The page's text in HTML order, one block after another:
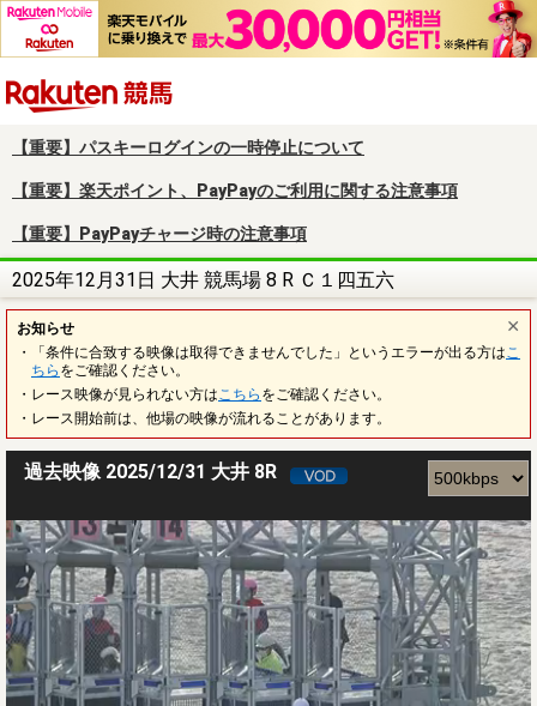
【重要】パスキーログインの一時停止について
【重要】楽天ポイント、PayPayのご利用に関する注意事項
【重要】PayPayチャージ時の注意事項
2025年12月31日 大井 競馬場 8 R Ｃ１四五六
お知らせ
・「条件に合致する映像は取得できませんでした」というエラーが出る方は こ
ちら をご確認ください。
・レース映像が見られない方は こちら をご確認ください。
・レース開始前は、他場の映像が流れることがあります。
過去映像 2025/12/31 大井 8R